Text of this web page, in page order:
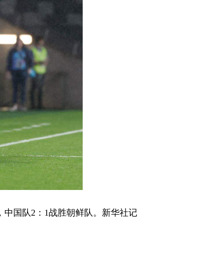
国队2：1战胜朝鲜队。新华社记